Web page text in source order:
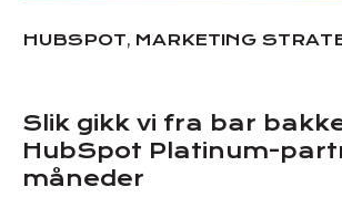
HUBSPOT, MARKETING
Slik gikk vi fra bar
HubSpot Platinum-
måneder